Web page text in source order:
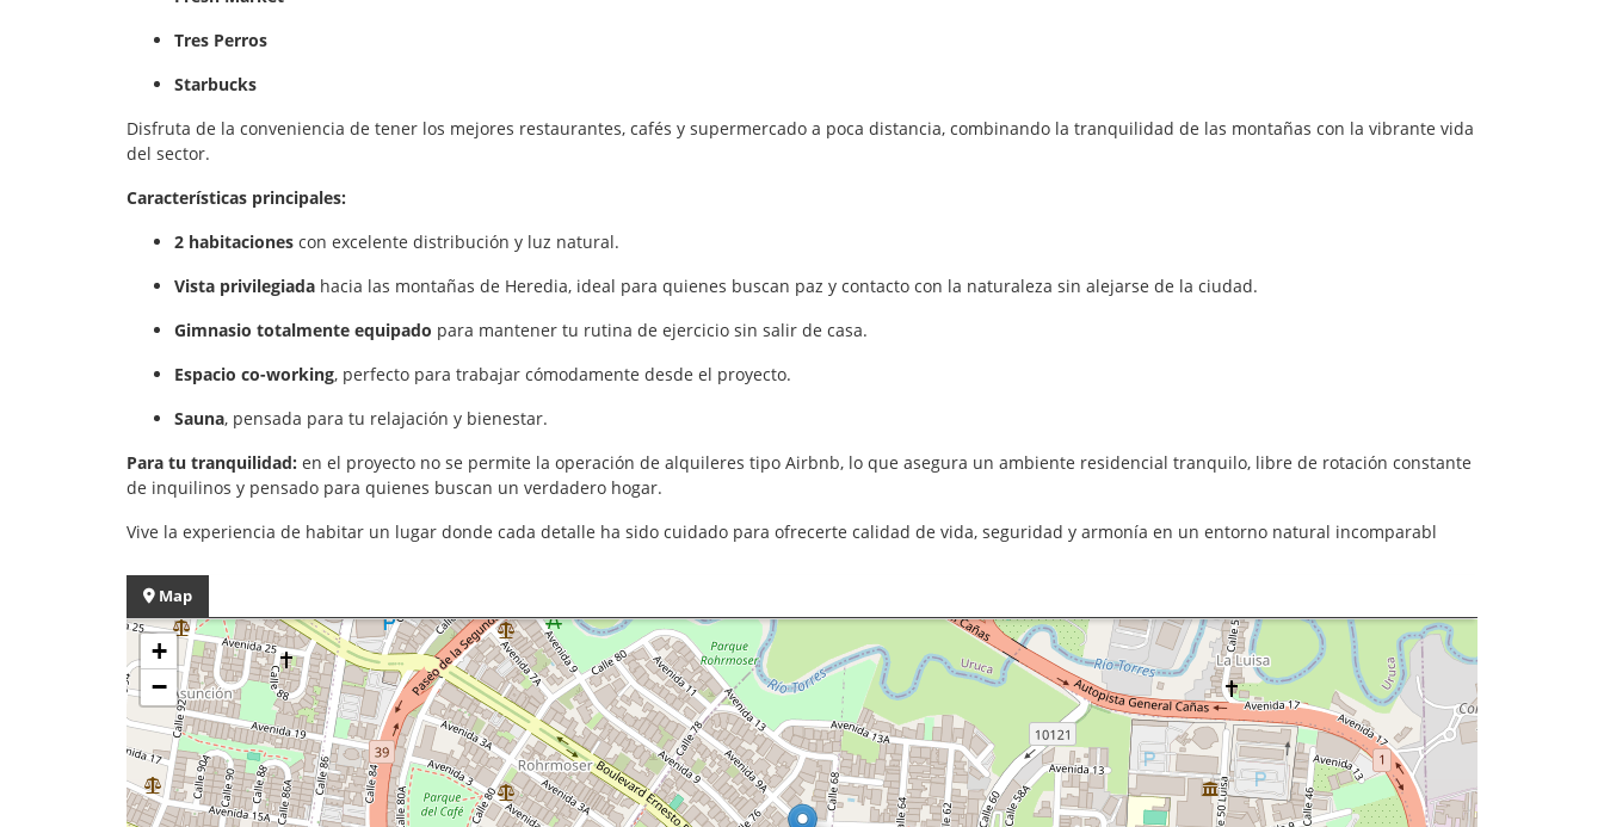
Tres Perros
Starbucks
Disfruta de la conveniencia de tener los mejores restaurantes, cafés y supermercado a poca distancia, combinando la tranquilidad de las montañas con la vibrante vida
del sector.
Características principales:
2 habitaciones con excelente distribución y luz natural.
Vista privilegiada hacia las montañas de Heredia, ideal para quienes buscan paz y contacto con la naturaleza sin alejarse de la ciudad.
Gimnasio totalmente equipado para mantener tu rutina de ejercicio sin salir de casa.
Espacio co-working, perfecto para trabajar cómodamente desde el proyecto.
Sauna, pensada para tu relajación y bienestar.
Para tu tranquilidad: en el proyecto no se permite la operación de alquileres tipo Airbnb, lo que asegura un ambiente residencial tranquilo, libre de rotación constante
de inquilinos y pensado para quienes buscan un verdadero hogar.
Vive la experiencia de habitar un lugar donde cada detalle ha sido cuidado para ofrecerte calidad de vida, seguridad y armonía en un entorno natural incomparabl
Map
+
−